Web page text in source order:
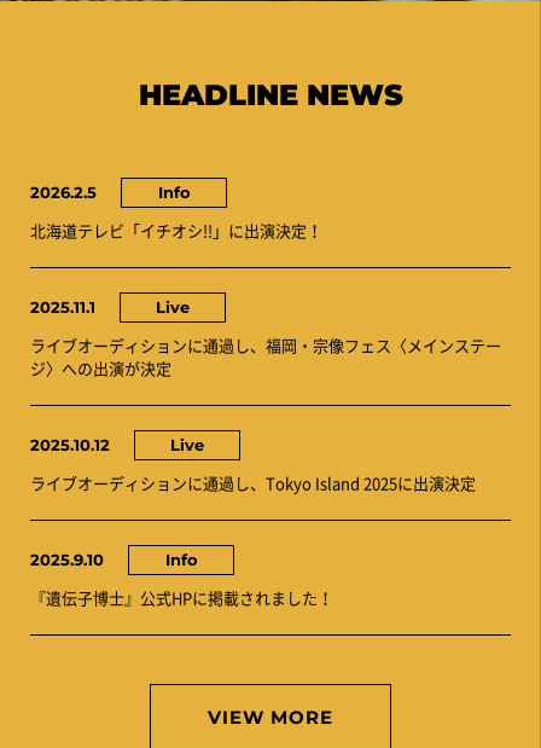
HEADLINE NEWS
2026.2.5 Info
北海道テレビ「イチオシ!!」に出演決定！
2025.11.1 Live
ライブオーディションに通過し、福岡・宗像フェス〈メインステー
ジ〉への出演が決定
2025.10.12 Live
ライブオーディションに通過し、Tokyo Island 2025に出演決定
2025.9.10 Info
『遺伝子博士』公式HPに掲載されました！
VIEW MORE